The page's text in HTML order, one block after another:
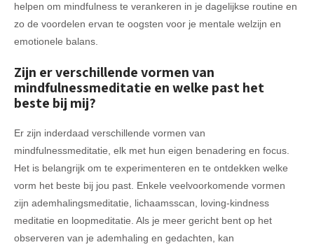
helpen om mindfulness te verankeren in je dagelijkse routine en
zo de voordelen ervan te oogsten voor je mentale welzijn en
emotionele balans.
Zijn er verschillende vormen van
mindfulnessmeditatie en welke past het
beste bij mij?
Er zijn inderdaad verschillende vormen van
mindfulnessmeditatie, elk met hun eigen benadering en focus.
Het is belangrijk om te experimenteren en te ontdekken welke
vorm het beste bij jou past. Enkele veelvoorkomende vormen
zijn ademhalingsmeditatie, lichaamsscan, loving-kindness
meditatie en loopmeditatie. Als je meer gericht bent op het
observeren van je ademhaling en gedachten, kan